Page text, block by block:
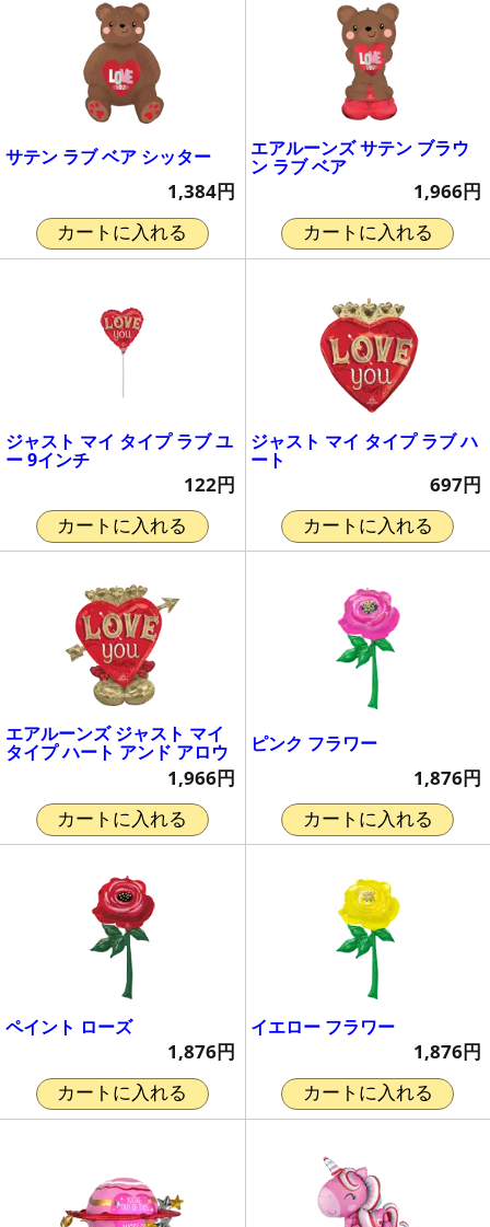
サテン ラブ ベア シッター
1,384円
カートに入れる
エアルーンズ サテン ブラウ
ン ラブ ベア
1,966円
カートに入れる
ジャスト マイ タイプ ラブ ユ
ー 9インチ
122円
カートに入れる
ジャスト マイ タイプ ラブ ハ
ート
697円
カートに入れる
エアルーンズ ジャスト マイ
タイプ ハート アンド アロウ
1,966円
カートに入れる
ピンク フラワー
1,876円
カートに入れる
ペイント ローズ
1,876円
カートに入れる
イエロー フラワー
1,876円
カートに入れる